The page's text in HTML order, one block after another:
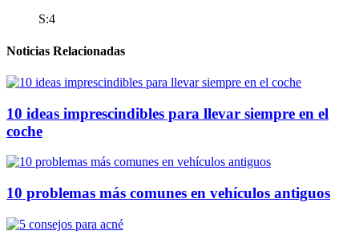
S:4
Noticias Relacionadas
10 ideas imprescindibles para llevar siempre en el
coche
10 problemas más comunes en vehículos antiguos